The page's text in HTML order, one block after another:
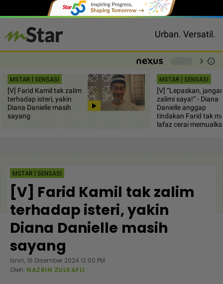
Urban. Versatil.
chevron_right info
MSTAR | SENSASI
[V] Farid Kamil tak zalim
terhadap isteri, yakin
Diana Danielle masih
sayang
MSTAR | SENSASI
[V] “Lepaskan,
zalimi saya!” - Diana
Danielle anggap
tindakan Farid tak
lafaz cerai
MSTAR | SENSASI
[V] Farid Kamil tak zalim
terhadap isteri, yakin
Diana Danielle masih
sayang
Isnin, 16 Disember 2024 12:00 PM
Oleh: NAZRIN ZULKAFLI